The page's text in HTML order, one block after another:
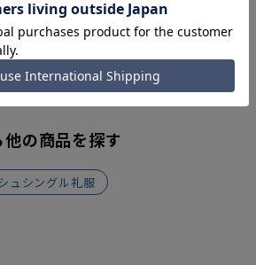
ズをご検討いただく際の目安となります。
の商品を探す
ュシングル礼服